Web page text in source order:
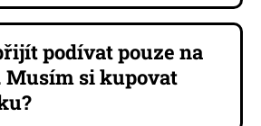
podívat pouze na
Musím si kupovat